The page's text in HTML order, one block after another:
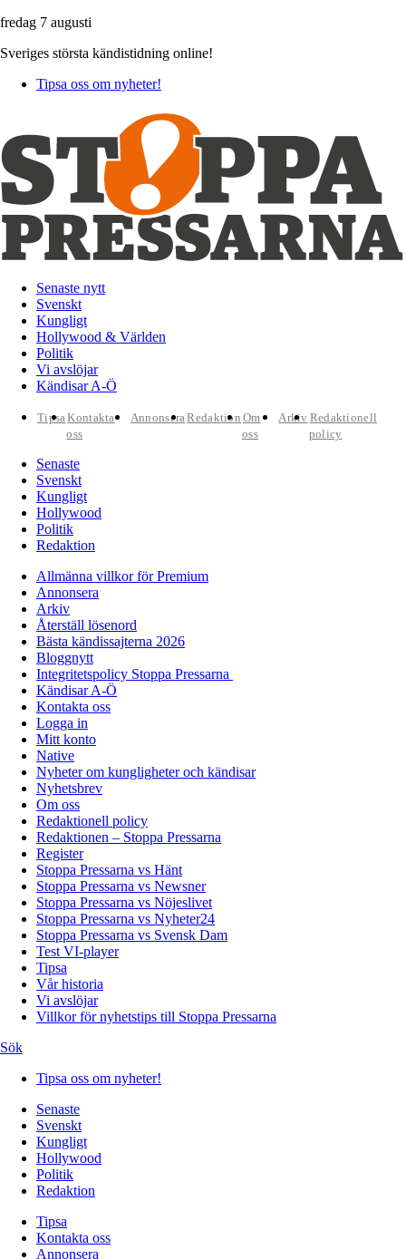
fredag 7 augusti
Sveriges största kändistidning online!
Tipsa oss om nyheter!
Senaste nytt
Svenskt
Kungligt
Hollywood & Världen
Politik
Vi avslöjar
Kändisar A-Ö
TipsaKontakta
oss
AnnonseraRedaktion Om
oss
Arkiv Redaktionell
policy
Senaste
Svenskt
Kungligt
Hollywood
Politik
Redaktion
Allmänna villkor för Premium
Annonsera
Arkiv
Återställ lösenord
Bästa kändissajterna 2026
Bloggnytt
Integritetspolicy Stoppa Pressarna
Kändisar A-Ö
Kontakta oss
Logga in
Mitt konto
Native
Nyheter om kungligheter och kändisar
Nyhetsbrev
Om oss
Redaktionell policy
Redaktionen – Stoppa Pressarna
Register
Stoppa Pressarna vs Hänt
Stoppa Pressarna vs Newsner
Stoppa Pressarna vs Nöjeslivet
Stoppa Pressarna vs Nyheter24
Stoppa Pressarna vs Svensk Dam
Test VI-player
Tipsa
Vår historia
Vi avslöjar
Villkor för nyhetstips till Stoppa Pressarna
Sök
Tipsa oss om nyheter!
Senaste
Svenskt
Kungligt
Hollywood
Politik
Redaktion
Tipsa
Kontakta oss
Annonsera